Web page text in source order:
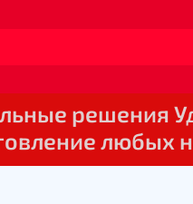
решения
любых